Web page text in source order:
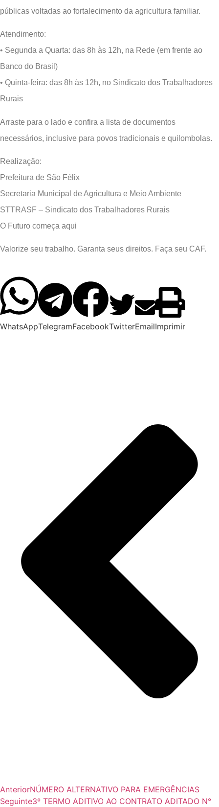
públicas voltadas ao fortalecimento da agricultura familiar.
Atendimento:
• Segunda a Quarta: das 8h às 12h, na Rede (em frente ao
Banco do Brasil)
• Quinta-feira: das 8h às 12h, no Sindicato dos Trabalhadores
Rurais
Arraste para o lado e confira a lista de documentos
necessários, inclusive para povos tradicionais e quilombolas.
Realização:
Prefeitura de São Félix
Secretaria Municipal de Agricultura e Meio Ambiente
STTRASF – Sindicato dos Trabalhadores Rurais
O Futuro começa aqui
Valorize seu trabalho. Garanta seus direitos. Faça seu CAF.
WhatsAppTelegramFacebookTwitterEmailImprimir
AnteriorNÚMERO ALTERNATIVO PARA EMERGÊNCIAS
Seguinte3º TERMO ADITIVO AO CONTRATO ADITADO N°